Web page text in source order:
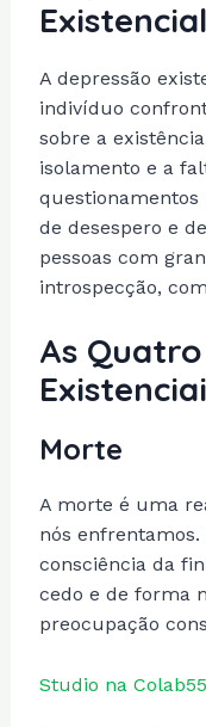
A depressão
indivíduo
sobre a
isolamento e a
questionamentos
de desespero e
pessoas com
introspecção,
As
Morte
A morte é uma
nós enfrentamos.
consciência da
cedo e de forma
preocupação
Studio na Colab55